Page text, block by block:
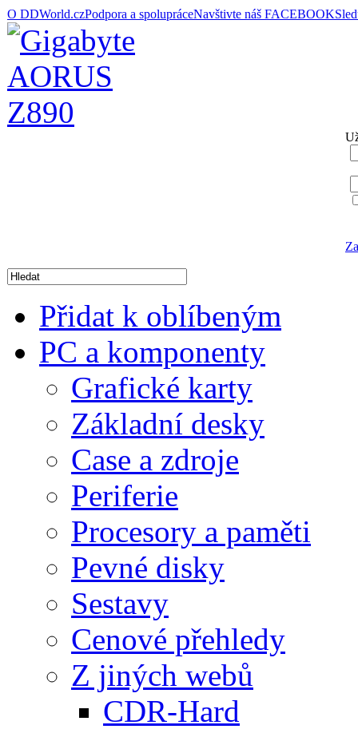
O DDWorld.czPodpora a spolupráceNavštivte náš FACEBOOK
Přidat k oblíbeným
PC a komponenty
Grafické karty
Základní desky
Case a zdroje
Periferie
Procesory a paměti
Pevné disky
Sestavy
Cenové přehledy
Z jiných webů
CDR-Hard